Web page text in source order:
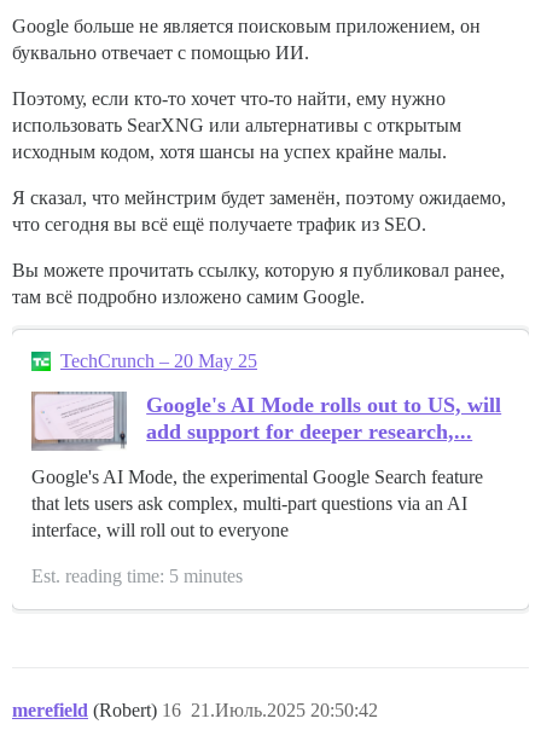
Google больше не является поисковым приложением, он
буквально отвечает с помощью ИИ.
Поэтому, если кто-то хочет что-то найти, ему нужно
использовать SearXNG или альтернативы с открытым
исходным кодом, хотя шансы на успех крайне малы.
Я сказал, что мейнстрим будет заменён, поэтому ожидаемо,
что сегодня вы всё ещё получаете трафик из SEO.
Вы можете прочитать ссылку, которую я публиковал ранее,
там всё подробно изложено самим Google.
TechCrunch – 20 May 25
Google's AI Mode rolls out to US, will
add support for deeper research,...
Google's AI Mode, the experimental Google Search feature
that lets users ask complex, multi-part questions via an AI
interface, will roll out to everyone
Est. reading time: 5 minutes
merefield (Robert) 21.Июль.2025 20:50:42
16